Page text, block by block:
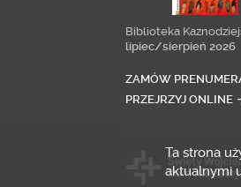
Biblioteka
lipiec/sierpień 2026
ZAMÓW
PRZEJRZYJ ONLINE
Ta strona
aktualnymi